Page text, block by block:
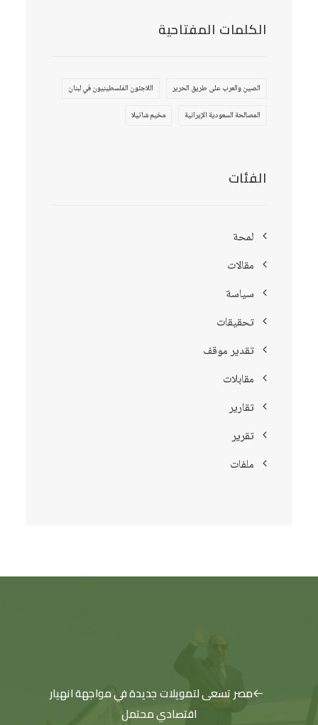
الكلمات المفتاحية
الصين والعرب على طريق الحرير
اللاجئون الفلسطينيون في لبنان
المصالحة السعودية الإيرانية
مخيم شاتيلا
الفئات
لمحة
مقالات
سياسة
تحقيقات
تقدير موقف
مقابلات
تقارير
تقرير
ملفات
مصر تسعى لتمويلات جديدة في مواجهة انهيار
اقتصادي محتمل